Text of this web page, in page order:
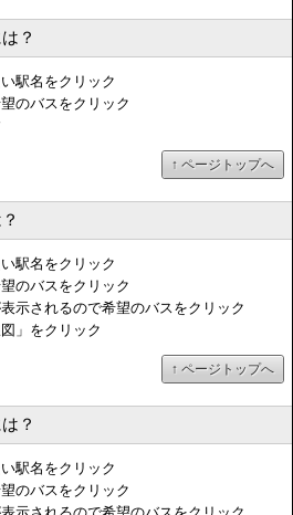
？
駅名をクリック
のバスをクリック
↑ ページトップへ
駅名をクリック
のバスをクリック
示されるので希望のバスをクリック
」をクリック
↑ ページトップへ
？
駅名をクリック
のバスをクリック